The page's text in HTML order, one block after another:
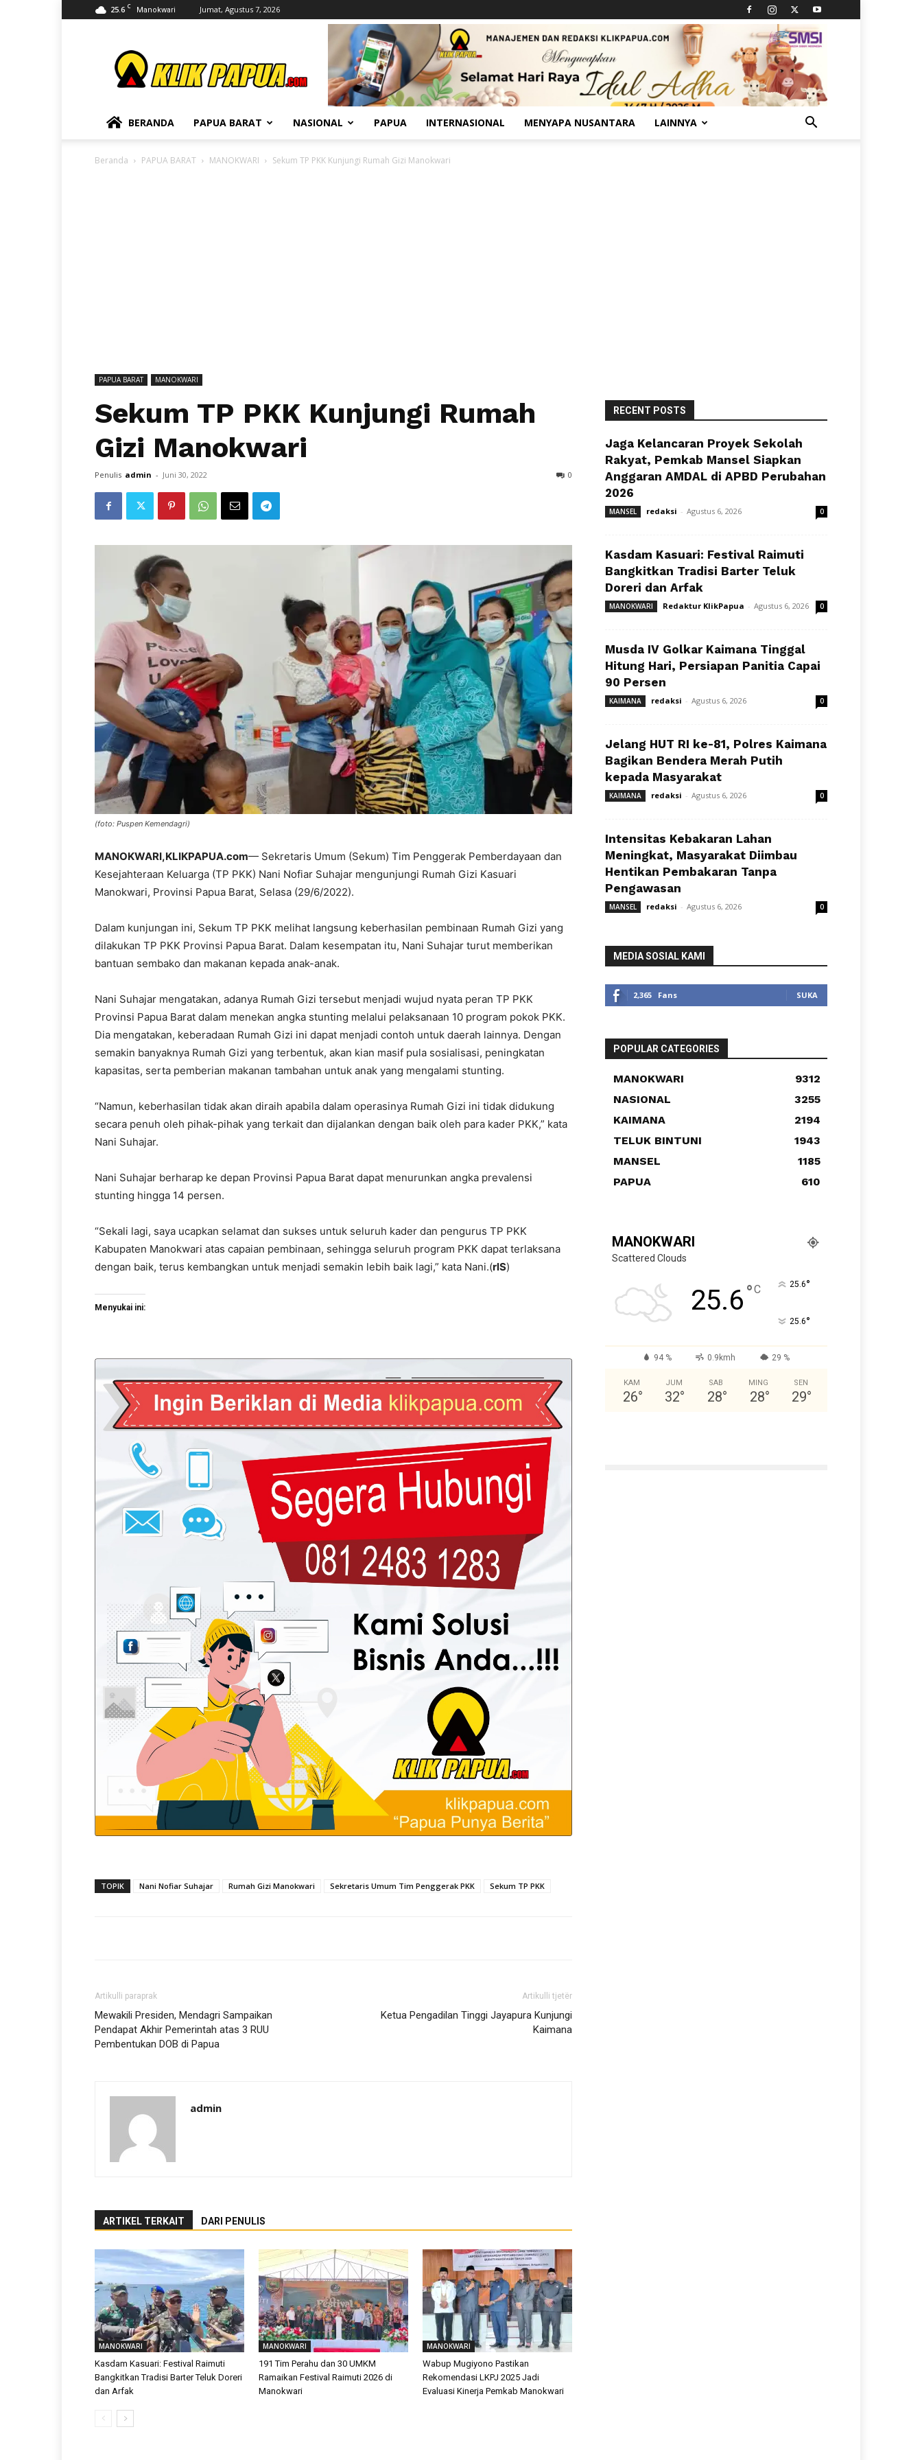
25.6 C Manokwari Jumat, Agustus 7, 2026
BERANDA PAPUA BARAT NASIONAL PAPUA INTERNASIONAL MENYAPA NUSANTARA LAINNYA
Beranda PAPUA BARAT MANOKWARI Sekum TP PKK Kunjungi Rumah Gizi Manokwari
PAPUA BARAT MANOKWARI
Sekum TP PKK Kunjungi Rumah
Gizi Manokwari
Penulis admin - Juni 30, 2022 0
(foto: Puspen Kemendagri)
MANOKWARI,KLIKPAPUA.com— Sekretaris Umum (Sekum) Tim Penggerak Pemberdayaan dan
Kesejahteraan Keluarga (TP PKK) Nani Nofiar Suhajar mengunjungi Rumah Gizi Kasuari
Manokwari, Provinsi Papua Barat, Selasa (29/6/2022).
Dalam kunjungan ini, Sekum TP PKK melihat langsung keberhasilan pembinaan Rumah Gizi yang
dilakukan TP PKK Provinsi Papua Barat. Dalam kesempatan itu, Nani Suhajar turut memberikan
bantuan sembako dan makanan kepada anak-anak.
Nani Suhajar mengatakan, adanya Rumah Gizi tersebut menjadi wujud nyata peran TP PKK
Provinsi Papua Barat dalam menekan angka stunting melalui pelaksanaan 10 program pokok PKK.
Dia mengatakan, keberadaan Rumah Gizi ini dapat menjadi contoh untuk daerah lainnya. Dengan
semakin banyaknya Rumah Gizi yang terbentuk, akan kian masif pula sosialisasi, peningkatan
kapasitas, serta pemberian makanan tambahan untuk anak yang mengalami stunting.
“Namun, keberhasilan tidak akan diraih apabila dalam operasinya Rumah Gizi ini tidak didukung
secara penuh oleh pihak-pihak yang terkait dan dijalankan dengan baik oleh para kader PKK,” kata
Nani Suhajar.
Nani Suhajar berharap ke depan Provinsi Papua Barat dapat menurunkan angka prevalensi
stunting hingga 14 persen.
“Sekali lagi, saya ucapkan selamat dan sukses untuk seluruh kader dan pengurus TP PKK
Kabupaten Manokwari atas capaian pembinaan, sehingga seluruh program PKK dapat terlaksana
dengan baik, terus kembangkan untuk menjadi semakin lebih baik lagi,” kata Nani.(rlS)
Menyukai ini:
TOPIK Nani Nofiar Suhajar Rumah Gizi Manokwari Sekretaris Umum Tim Penggerak PKK Sekum TP PKK
Artikulli paraprak
Mewakili Presiden, Mendagri Sampaikan
Pendapat Akhir Pemerintah atas 3 RUU
Pembentukan DOB di Papua
Artikulli tjetër
Ketua Pengadilan Tinggi Jayapura Kunjungi
Kaimana
admin
ARTIKEL TERKAIT DARI PENULIS
MANOKWARI
Kasdam Kasuari: Festival Raimuti
Bangkitkan Tradisi Barter Teluk Doreri
dan Arfak
MANOKWARI
191 Tim Perahu dan 30 UMKM
Ramaikan Festival Raimuti 2026 di
Manokwari
MANOKWARI
Wabup Mugiyono Pastikan
Rekomendasi LKPJ 2025 Jadi
Evaluasi Kinerja Pemkab Manokwari
RECENT POSTS
Jaga Kelancaran Proyek Sekolah
Rakyat, Pemkab Mansel Siapkan
Anggaran AMDAL di APBD Perubahan
2026
MANSEL redaksi - Agustus 6, 2026 0
Kasdam Kasuari: Festival Raimuti
Bangkitkan Tradisi Barter Teluk
Doreri dan Arfak
MANOKWARI Redaktur KlikPapua - Agustus 6, 2026 0
Musda IV Golkar Kaimana Tinggal
Hitung Hari, Persiapan Panitia Capai
90 Persen
KAIMANA redaksi - Agustus 6, 2026 0
Jelang HUT RI ke-81, Polres Kaimana
Bagikan Bendera Merah Putih
kepada Masyarakat
KAIMANA redaksi - Agustus 6, 2026 0
Intensitas Kebakaran Lahan
Meningkat, Masyarakat Diimbau
Hentikan Pembakaran Tanpa
Pengawasan
MANSEL redaksi - Agustus 6, 2026 0
MEDIA SOSIAL KAMI
2,365 Fans SUKA
POPULAR CATEGORIES
MANOKWARI
9312
NASIONAL
3255
KAIMANA
2194
TELUK BINTUNI
1943
MANSEL
1185
PAPUA
610
MANOKWARI
Scattered Clouds
25.6°C 25.6°
25.6°
94 % 0.9kmh 29 %
KAM
26°
JUM
32°
SAB
28°
MING
28°
SEN
29°